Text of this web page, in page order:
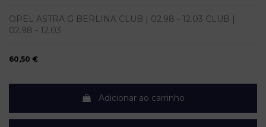
OPEL ASTRA G BERLINA CLUB | 02.98 - 12.03 CLUB |
02.98 - 12.03
60,50 €
Adicionar ao carrinho